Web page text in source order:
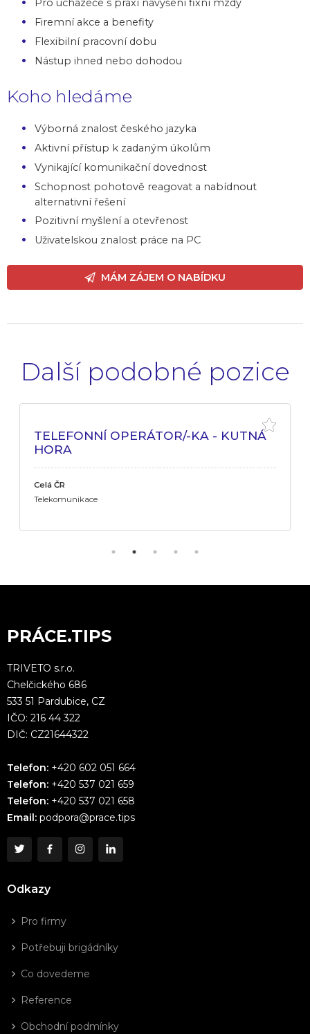
Pro uchazeče s praxí navýšení fixní mzdy
Firemní akce a benefity
Flexibilní pracovní dobu
Nástup ihned nebo dohodou
Koho hledáme
Výborná znalost českého jazyka
Aktivní přístup k zadaným úkolům
Vynikající komunikační dovednost
Schopnost pohotově reagovat a nabídnout
alternativní řešení
Pozitivní myšlení a otevřenost
Uživatelskou znalost práce na PC
MÁM ZÁJEM O NABÍDKU
Další podobné pozice
TELEFONNÍ OPERÁTOR/-KA - KUTNÁ
HORA
Celá ČR
Telekomunikace
PRÁCE.TIPS
TRIVETO s.r.o.
Chelčického 686
533 51 Pardubice, CZ
IČO: 216 44 322
DIČ: CZ21644322
Telefon: +420 602 051 664
Telefon: +420 537 021 659
Telefon: +420 537 021 658
Email: podpora@prace.tips
Odkazy
Pro firmy
Potřebuji brigádníky
Co dovedeme
Reference
Obchodní podmínky